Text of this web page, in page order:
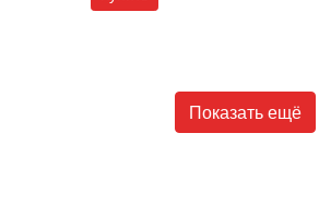
Показать ещё